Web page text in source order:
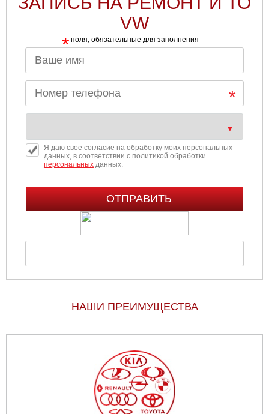
VW
* поля, обязательные для заполнения
Я даю свое согласие на обработку моих персональных
данных, в соответствии с политикой обработки
персональныхданных.
НАШИ ПРЕИМУЩЕСТВА